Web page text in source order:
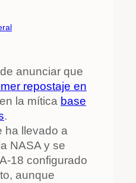
anunciar que
repostaje en
en la mítica base
.
ha llevado a
NASA y se
18 configurado
aunque